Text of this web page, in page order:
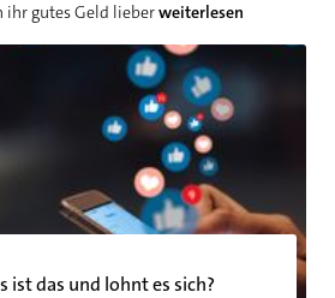
ihr gutes Geld lieberweiterlesen
ist das und lohnt es sich?
das und lohnt es sich?